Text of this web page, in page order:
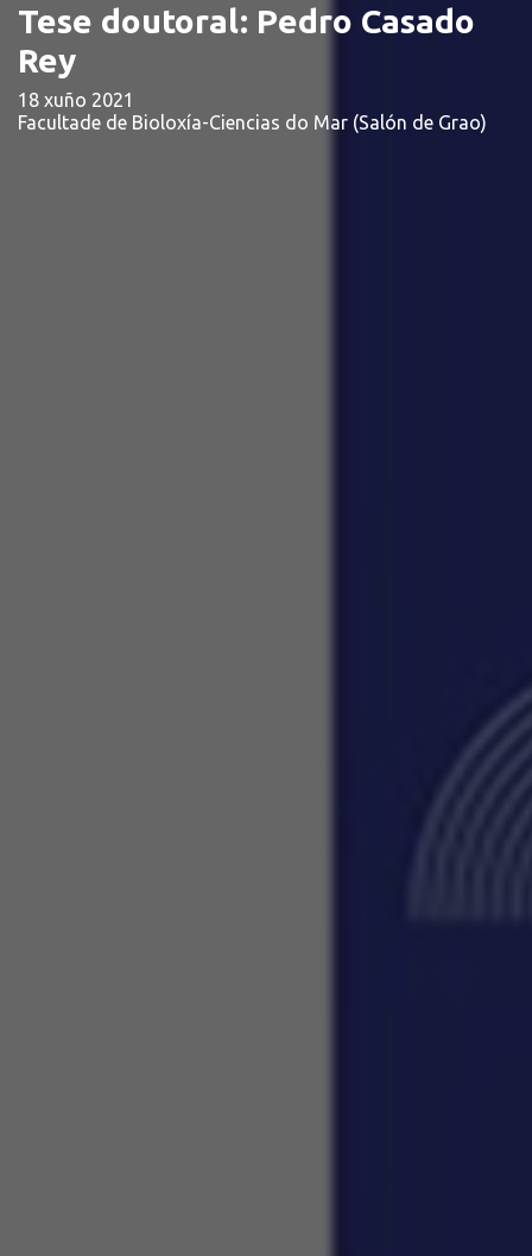
Tese doutoral: Pedro Casado
Rey
18 xuño 2021
Facultade de Bioloxía-Ciencias do Mar (Salón de Grao)